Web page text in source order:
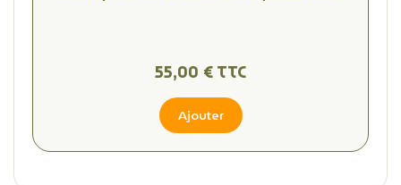
55,00 € TTC
Ajouter